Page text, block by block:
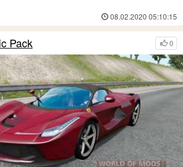
08.02.2020 05:10:15
0
Pack